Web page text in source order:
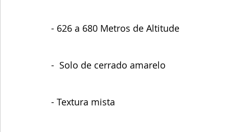
- 626 a 680 Metros de Altitude
-  Solo de cerrado amarelo
- Textura mista